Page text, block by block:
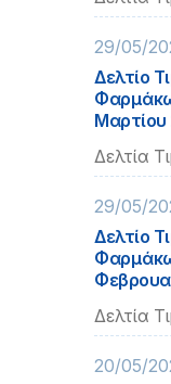
29/05/
Δελτίο
Δελτία
29/05/
Δελτίο
Δελτία
20/05/